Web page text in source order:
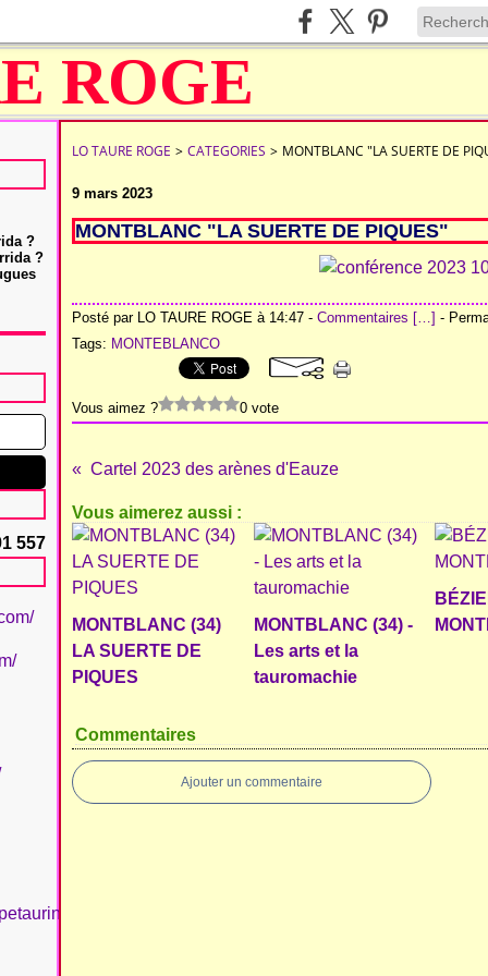
?
?
557
LO TAURE ROGE > CATEGORIES > MONTBLANC "LA SUERTE DE
9 mars 2023
MONTBLANC "LA SUERTE DE PIQUES"
Posté par LO TAURE ROGE à 14:47 - Commentaires […] -
Tags: MONTEBLANCO
Vous aimez ? 0 vote
Cartel 2023 des arènes d'Eauze
Vous aimerez aussi :
MONTBLANC (34)
LA SUERTE DE
PIQUES
MONTBLANC (34) -
Les arts et la
tauromachie
Commentaires
Ajouter un commentaire